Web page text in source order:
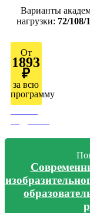
Варианты
нагрузки: 72/108/
От
1893
₽
за всю
программу